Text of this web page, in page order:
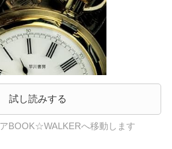
試し読みする
BOOK☆WALKERへ移動します